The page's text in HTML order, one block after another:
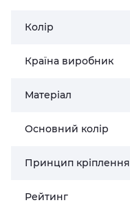
Колір
Країна виробник
Матеріал
Основний колір
Принцип кріплення
Рейтинг